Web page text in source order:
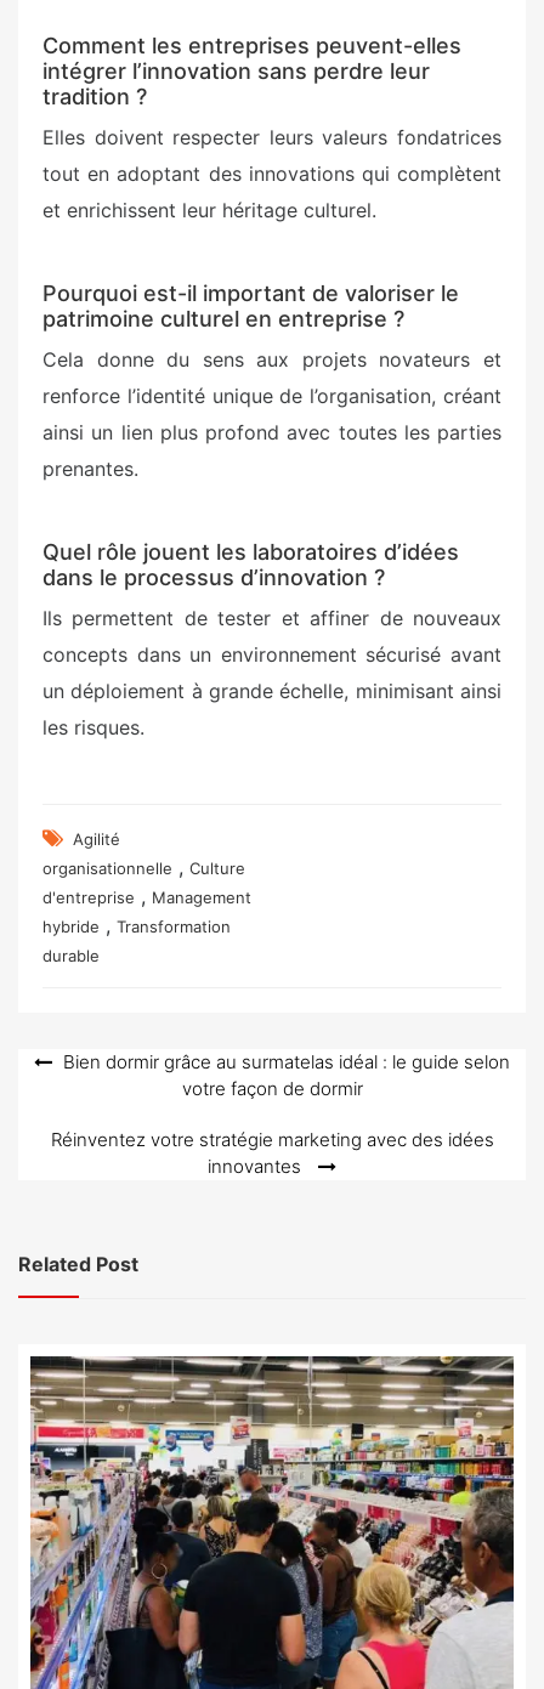
Comment les entreprises peuvent-elles
intégrer l’innovation sans perdre leur
tradition ?
Elles doivent respecter leurs valeurs fondatrices
tout en adoptant des innovations qui complètent
et enrichissent leur héritage culturel.
Pourquoi est-il important de valoriser le
patrimoine culturel en entreprise ?
Cela donne du sens aux projets novateurs et
renforce l’identité unique de l’organisation, créant
ainsi un lien plus profond avec toutes les parties
prenantes.
Quel rôle jouent les laboratoires d’idées
dans le processus d’innovation ?
Ils permettent de tester et affiner de nouveaux
concepts dans un environnement sécurisé avant
un déploiement à grande échelle, minimisant ainsi
les risques.
Agilité
organisationnelle , Culture
d'entreprise , Management
hybride , Transformation
durable
Navigation
l’article
Bien dormir grâce au surmatelas idéal : le guide selon
votre façon de dormir
Réinventez votre stratégie marketing avec des idées
innovantes
Related Post